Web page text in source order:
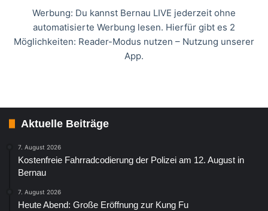
Werbung: Du kannst Bernau LIVE jederzeit ohne
automatisierte Werbung lesen. Hierfür gibt es 2
Möglichkeiten: Reader-Modus nutzen – Nutzung unserer
App.
Aktuelle Beiträge
7. August 2026
Kostenfreie Fahrradcodierung der Polizei am 12. August in
Bernau
7. August 2026
Heute Abend: Große Eröffnung zur Kung Fu